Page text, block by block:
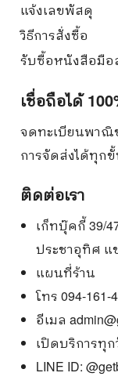
แจ้งเลขพัสดุ
วิธีการสั่งซื้อ
รับซื้อหนังสือมือ
เชื่อถือได้
จดทะเบียนพาณิ
การจัดส่งได้ทุก
ติดต่อเรา
เก็ทบุ๊คกี้ 39/
ประชาอุทิศ แ
แผนที่ร้าน
โทร 094-161-
อีเมล
เปิดบริการทุก
LINE ID: